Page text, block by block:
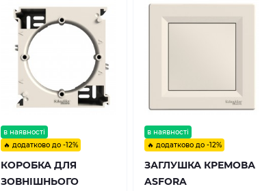
в наявності
🔥 додатково до -12%
КОРОБКА ДЛЯ
ЗОВНІШНЬОГО
в наявності
🔥 додатково до -12%
ЗАГЛУШКА КРЕМОВА
ASFORA